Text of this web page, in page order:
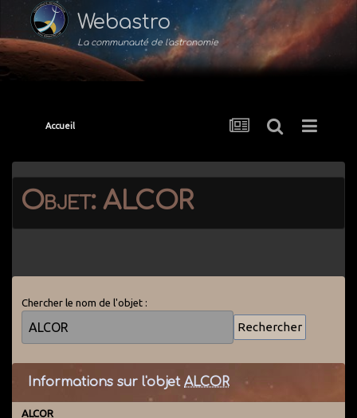
Webastro
La communauté de l'astronomie
Accueil
Objet: ALCOR
Chercher le nom de l'objet :
Informations sur l'objet ALCOR
ALCOR